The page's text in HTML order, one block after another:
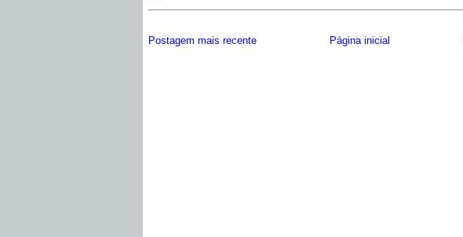
Postagem mais recente Página inicial